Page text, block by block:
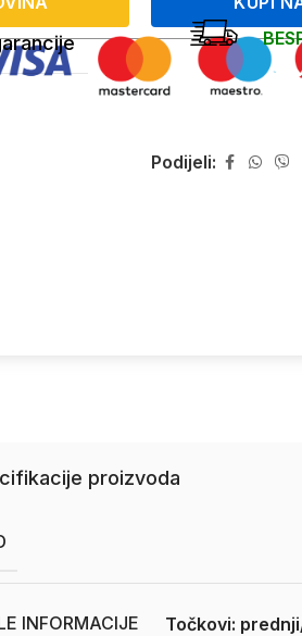
Podijeli:
proizvoda
INFORMACIJE Točkovi: